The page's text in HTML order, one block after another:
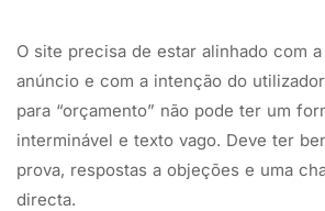
O site precisa de estar alinhado com
anúncio e com a intenção do
para “orçamento” não pode ter um
interminável e texto vago. Deve ter
prova, respostas a objeções e uma
directa.